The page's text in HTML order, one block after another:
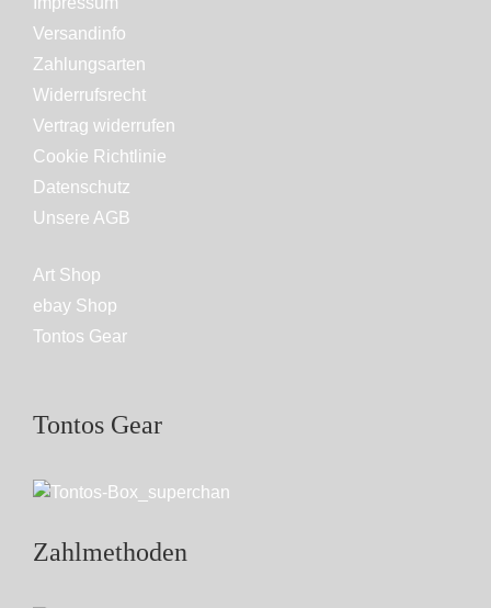
Versandinfo
Zahlungsarten
Widerrufsrecht
Vertrag widerrufen
Cookie Richtlinie
Datenschutz
Unsere AGB
Art Shop
ebay Shop
Tontos Gear
Tontos Gear
Zahlmethoden